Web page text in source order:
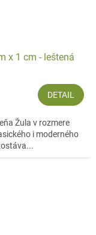
x 1 cm - leštená
DETAIL
Žula v rozmere
i moderného